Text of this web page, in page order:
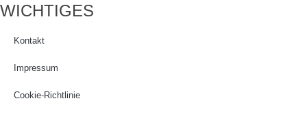
WICHTIGES
Kontakt
Impressum
Cookie-Richtlinie